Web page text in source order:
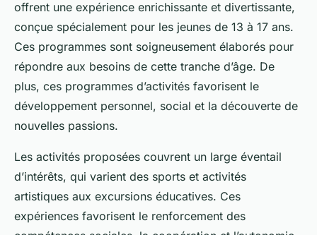
offrent une expérience enrichissante et divertissante,
conçue spécialement pour les jeunes de 13 à 17 ans.
Ces programmes sont soigneusement élaborés pour
répondre aux besoins de cette tranche d’âge. De
plus, ces programmes d’activités favorisent le
développement personnel, social et la découverte de
nouvelles passions.
Les activités proposées couvrent un large éventail
d’intérêts, qui varient des sports et activités
artistiques aux excursions éducatives. Ces
expériences favorisent le renforcement des